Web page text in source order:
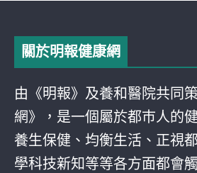
關於明報健康網
由《明報》及養和醫院共同
網》，是一個屬於都巿人的
養生保健、均衡生活、正視
學科技新知等等各方面都會